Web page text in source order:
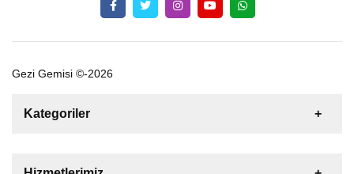
Gezi Gemisi ©-2026
Kategoriler
Tekne